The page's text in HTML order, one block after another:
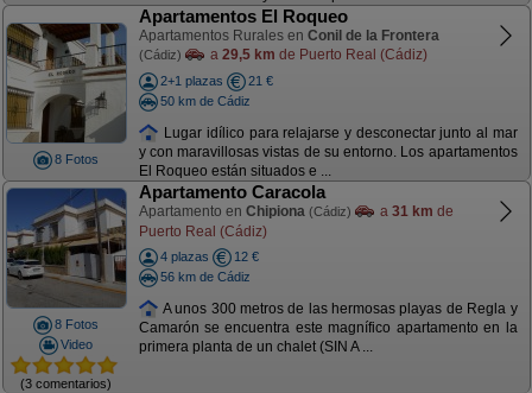
8 Fotos
Apartamentos El Roqueo
Apartamentos Rurales en Conil de la Frontera
(Cádiz) a 29,5 km de Puerto Real (Cádiz)
2+1 plazas
21 €
50 km de Cádiz
Lugar idílico para relajarse y desconectar junto al mar
y con maravillosas vistas de su entorno. Los apartamentos
El Roqueo están situados e ...
8 Fotos
Video
(3 comentarios)
Apartamento Caracola
Apartamento en Chipiona (Cádiz) a 31 km de
Puerto Real (Cádiz)
4 plazas
12 €
56 km de Cádiz
A unos 300 metros de las hermosas playas de Regla y
Camarón se encuentra este magnífico apartamento en la
primera planta de un chalet (SIN A ...